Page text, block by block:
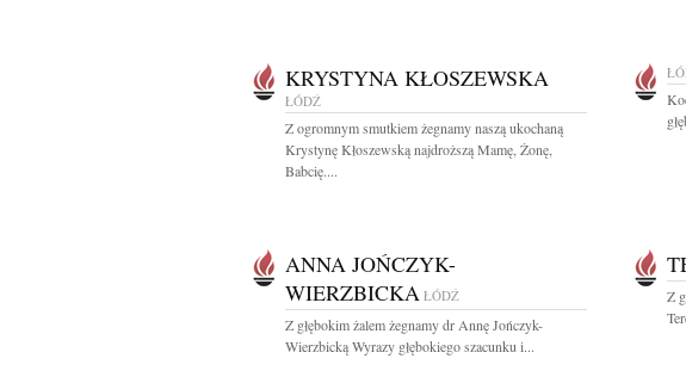
KRYSTYNA KŁOSZEWSKA
ŁÓDŹ
Z ogromnym smutkiem żegnamy naszą ukochaną
Krystynę Kłoszewską najdroższą Mamę, Żonę,
Babcię....
ANNA JOŃCZYK-
WIERZBICKA ŁÓDŹ
Z głębokim żalem żegnamy dr Annę Jończyk-
Wierzbicką Wyrazy głębokiego szacunku i...
Z